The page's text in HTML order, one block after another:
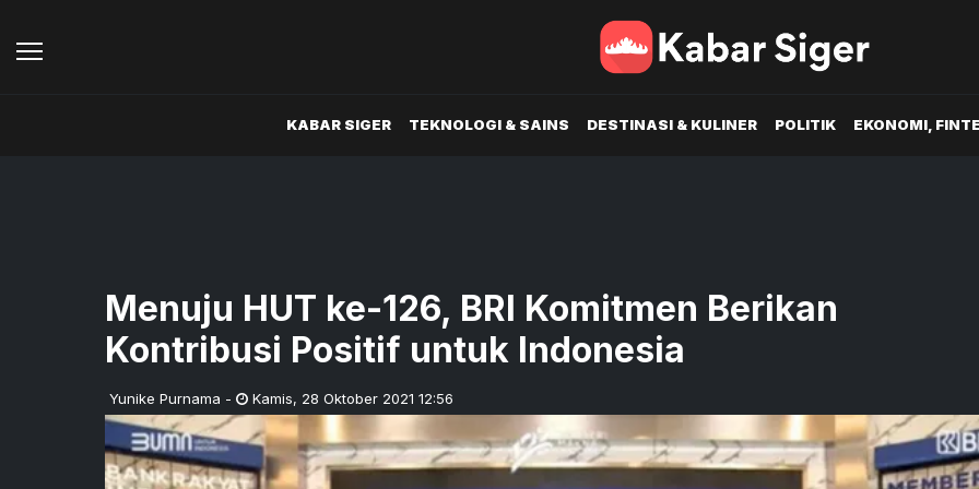
KABAR SIGER TEKNOLOGI & SAINS DESTINASI & KULINER POLITIK EKONOMI,
Menuju HUT ke-126, BRI Komitmen Berikan
Kontribusi Positif untuk Indonesia
Yunike Purnama - Kamis, 28 Oktober 2021 12:56